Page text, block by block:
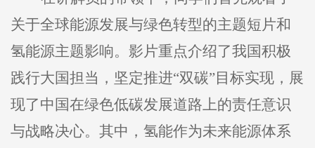
关于全球能源发展与绿色转型的主题短片和
氢能源主题影响。影片重点介绍了我国积极
践行大国担当，坚定推进“双碳”目标实现，展
现了中国在绿色低碳发展道路上的责任意识
与战略决心。其中，氢能作为未来能源体系